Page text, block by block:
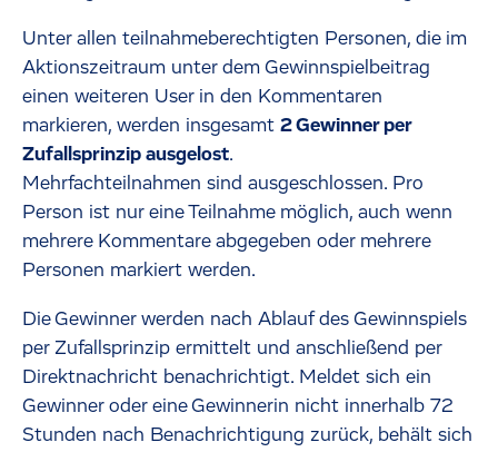
Unter allen teilnahmeberechtigten Personen, die im
Aktionszeitraum unter dem Gewinnspielbeitrag
einen weiteren User in den Kommentaren
markieren, werden insgesamt 2 Gewinner per
Zufallsprinzip ausgelost.
Mehrfachteilnahmen sind ausgeschlossen. Pro
Person ist nur eine Teilnahme möglich, auch wenn
mehrere Kommentare abgegeben oder mehrere
Personen markiert werden.
Die Gewinner werden nach Ablauf des Gewinnspiels
per Zufallsprinzip ermittelt und anschließend per
Direktnachricht benachrichtigt. Meldet sich ein
Gewinner oder eine Gewinnerin nicht innerhalb 72
Stunden nach Benachrichtigung zurück, behält sich